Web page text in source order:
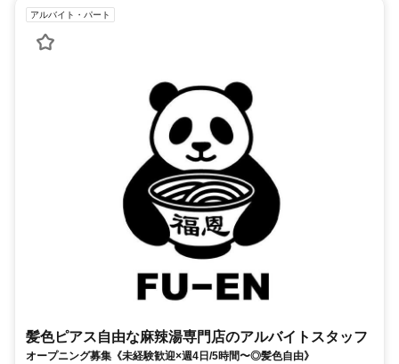
アルバイト・パート
髪色ピアス自由な麻辣湯専門店のアルバイトスタッフ
オープニング募集《未経験歓迎×週4日/5時間〜◎髪色自由》